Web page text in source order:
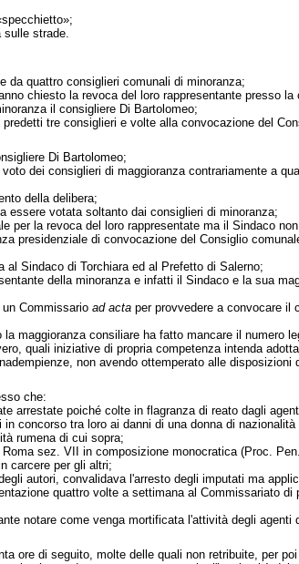
strade.
da quattro consiglieri comunali di minoranza;
chiesto la revoca del loro rappresentante presso
il consigliere Di Bartolomeo;
tre consiglieri e volte alla convocazione del
Di Bartolomeo;
dei consiglieri di maggioranza contrariamente a
della delibera;
essere votata soltanto dai consiglieri di minoranza;
la revoca del loro rappresentate ma il Sindaco
presidenziale di convocazione del Consiglio
Sindaco di Torchiara ed al Prefetto di Salerno;
della minoranza e infatti il Sindaco e la sua
Commissario ad actaper provvedere a convocare il
maggioranza consiliare ha fatto mancare il numero
quali iniziative di propria competenza intenda
non avendo ottemperato alle disposizioni
che:
arrestate poiché colte in flagranza di reato dagli
concorso tra loro ai danni di una donna di
rumena di cui sopra;
sez. VII in composizione monocratica (Proc.
carcere per gli altri;
autori, convalidava l'arresto degli imputati ma
quattro volte a settimana al Commissariato di
notare come venga mortificata l'attività degli
ore di seguito, molte delle quali non retribuite, per